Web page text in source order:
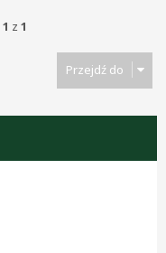
1 z 1
Przejdź do